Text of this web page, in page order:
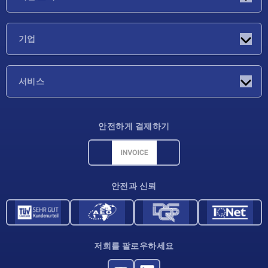
기업
서비스
안전하게 결제하기
안전과 신뢰
저희를 팔로우하세요